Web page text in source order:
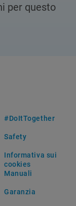
per questo
#DoItTogether
Safety
Informativa sui
cookies
Manuali
Garanzia